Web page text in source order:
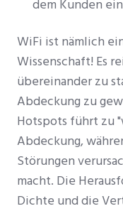
dem Kunden
WiFi ist nämlich
Wissenschaft! Es
übereinander zu
Abdeckung zu
Hotspots führt zu
Abdeckung,
Störungen
macht. Die
Dichte und die